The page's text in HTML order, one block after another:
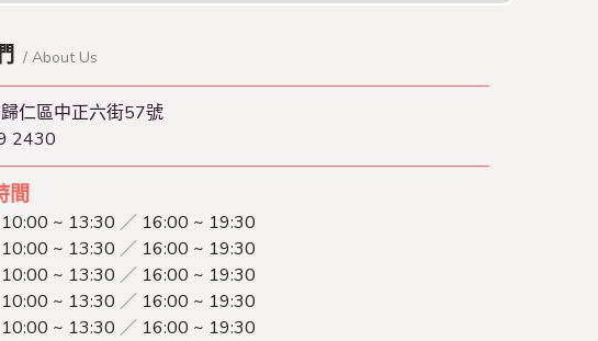
/ About Us
仁區中正六街57號
2430
間
10:00 ~ 13:30 ／ 16:00 ~ 19:30
10:00 ~ 13:30 ／ 16:00 ~ 19:30
10:00 ~ 13:30 ／ 16:00 ~ 19:30
10:00 ~ 13:30 ／ 16:00 ~ 19:30
10:00 ~ 13:30 ／ 16:00 ~ 19:30